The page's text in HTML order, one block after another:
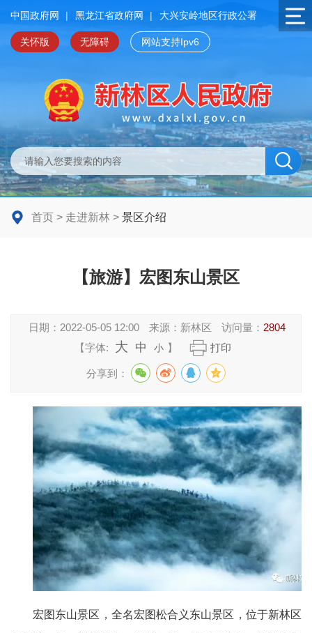
中国政府网 | 黑龙江省政府网 | 大兴安岭地区行政公署
关怀版 无障碍 网站支持Ipv6
首页 > 走进新林 > 景区介绍
【旅游】宏图东山景区
日期： 2022-05-05 12:00 来源： 新林区 访问量： 2804
【字体:
大 中 小 】 打印
分享到：
宏图东山景区，全名宏图松合义东山景区，位于新林区